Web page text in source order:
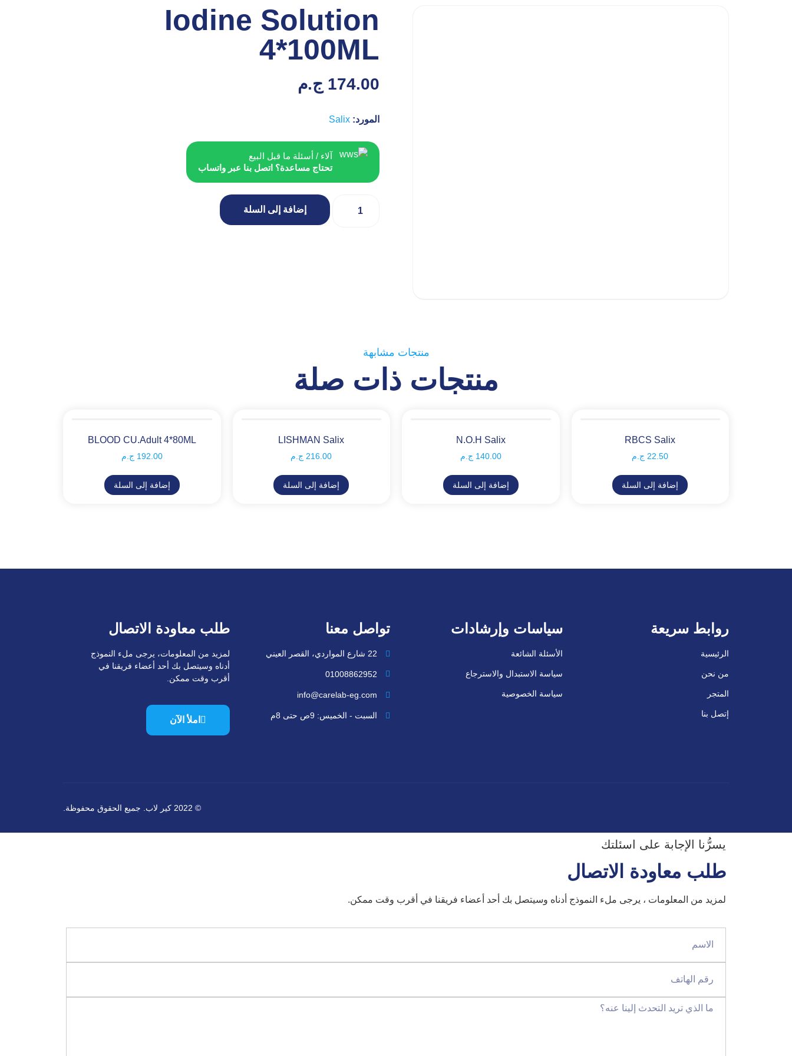
Iodine Solution
4*100ML
174.00 ج.م
المورد: Salix
آلاء / أسئلة ما قبل البيع
تحتاج مساعدة؟ اتصل بنا عبر واتساب
إضافة إلى السلة
منتجات مشابهة
منتجات ذات صلة
RBCS Salix
22.50 ج.م
إضافة إلى السلة
N.O.H Salix
140.00 ج.م
إضافة إلى السلة
LISHMAN Salix
216.00 ج.م
إضافة إلى السلة
BLOOD CU.Adult 4*80ML
192.00 ج.م
إضافة إلى السلة
روابط سريعة
الرئيسية
من نحن
المتجر
إتصل بنا
سياسات وإرشادات
الأسئلة الشائعة
سياسة الاستبدال والاسترجاع
سياسة الخصوصية
تواصل معنا
22 شارع المواردي، القصر العيني
01008862952
info@carelab-eg.com
السبت - الخميس: 9ص حتى 8م
طلب معاودة الاتصال
لمزيد من المعلومات، يرجى ملء النموذج
أدناه وسيتصل بك أحد أعضاء فريقنا في
أقرب وقت ممكن.
املأ الآن
© 2022 كير لاب. جميع الحقوق محفوظة.
يسرُّنا الإجابة على اسئلتك
طلب معاودة الاتصال
لمزيد من المعلومات ، يرجى ملء النموذج أدناه وسيتصل بك أحد أعضاء فريقنا في أقرب وقت ممكن.